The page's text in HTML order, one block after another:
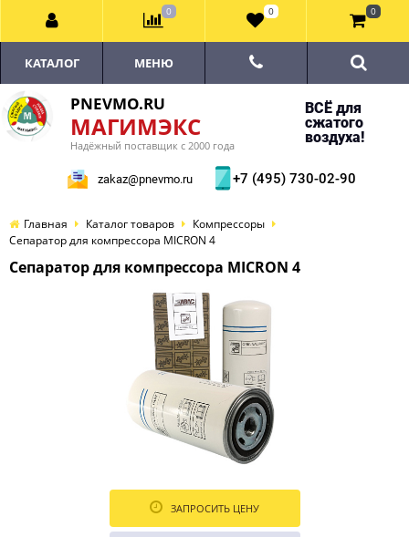
PNEVMO.RU
МАГИМЭКС
Надёжный поставщик с 2000 года
ВСЁ для
сжатого
воздуха!
zakaz@pnevmo.ru +7 (495) 730-02-90
КАТАЛОГ МЕНЮ
Главная Каталог товаров
Компрессоры
Сепаратор для компрессора MICRON 4
Сепаратор для компрессора MICRON 4
ЗАПРОСИТЬ ЦЕНУ
0 0 0